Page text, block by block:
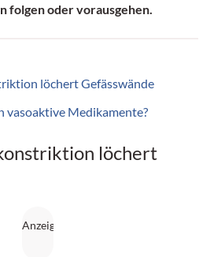
folgen oder vorausgehen.
löchert Gefässwände
vasoaktive Medikamente?
löchert